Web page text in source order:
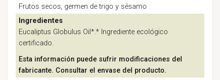
Frutos secos, germen de trigo y sésamo
Ingredientes
Eucaliptus Globulus Oil*.* Ingrediente ecológico
certificado.
Esta información puede sufrir modificaciones del
fabricante. Consultar el envase del producto.